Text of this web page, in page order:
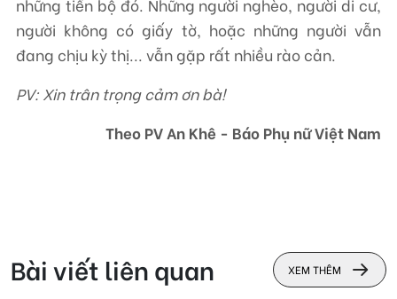
những tiến bộ đó. Những người nghèo, người di cư,
người không có giấy tờ, hoặc những người vẫn
đang chịu kỳ thị... vẫn gặp rất nhiều rào cản.
PV: Xin trân trọng cảm ơn bà!
Theo PV An Khê - Báo Phụ nữ Việt Nam
Bài viết liên quan XEM THÊM